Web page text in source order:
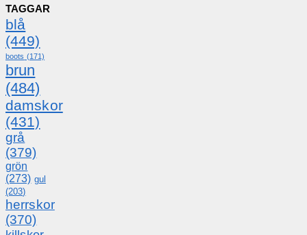
TAGGAR
blå
(449)
boots (171)
brun
(484)
damskor
(431)
grå
(379)
grön
(273) gul
(203)
herrskor
(370)